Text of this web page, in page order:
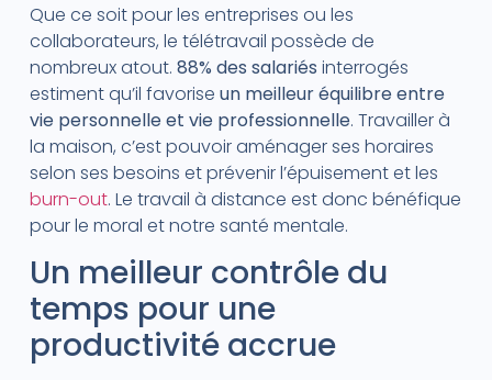
Que ce soit pour les entreprises ou les
collaborateurs, le télétravail possède de
nombreux atout. 88% des salariés interrogés
estiment qu’il favorise un meilleur équilibre entre
vie personnelle et vie professionnelle. Travailler à
la maison, c’est pouvoir aménager ses horaires
selon ses besoins et prévenir l’épuisement et les
burn-out. Le travail à distance est donc bénéfique
pour le moral et notre santé mentale.
Un meilleur contrôle du
temps pour une
productivité accrue